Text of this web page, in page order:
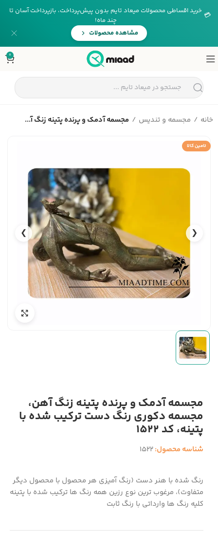
💳 خرید اقساطی محصولات میعاد تایم بدون پیش‌پرداخت، بازپرداخت آسان تا
چند ماه!
مشاهده محصولات
0
خانه مجسمه و تندیس مجسمه آدمک و پرنده پتینه زنگ آ...
تامین کالا
❮
❯
مجسمه آدمک و پرنده پتینه زنگ آهن،
مجسمه دکوری رنگ دست ترکیب شده با
پتینه، کد 1522
شناسه محصول:1522
رنگ شده با هنر دست (رنگ آمیزی هر محصول با محصول دیگر
متفاوت)، مرغوب ترین نوع رزین همه رنگ ها ترکیب شده با پتینه
کلیه رنگ ها وارداتی با رنگ ثابت